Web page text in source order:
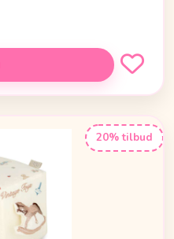
20% tilbud